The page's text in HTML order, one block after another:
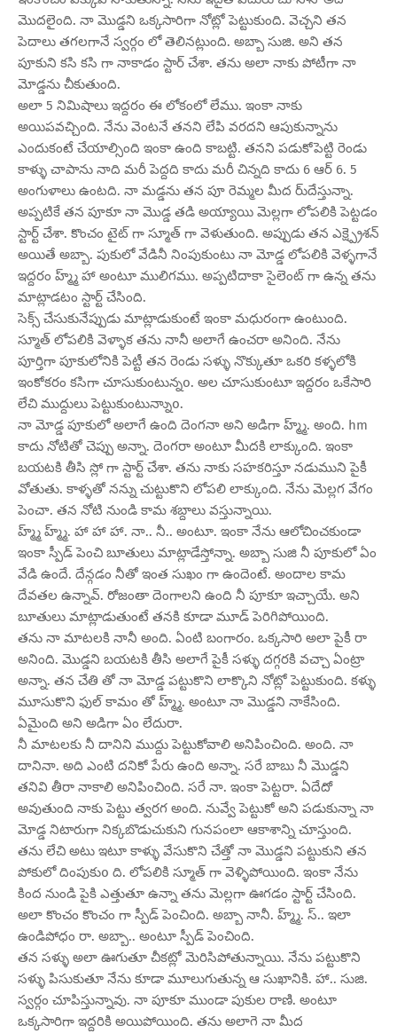
మొదలైంది. నా మొడ్డని ఒక్కసారిగా నోట్లో పెట్టుకుంది. వెచ్చని తన
పెదాలు తగలగానే స్వర్గం లో తెలినట్లుంది. అబ్బా సుజి. అని తన
పూకుని కసి కసి గా నాకాడం స్టార్ చేశా. తను అలా నాకు పోటీగా నా
మోడ్డను చీకుతుంది.
అలా 5 నిమిషాలు ఇద్దరం ఈ లోకంలో లేము. ఇంకా నాకు
అయిపవచ్చింది. నేను వెంటనే తనని లేపి వరదని ఆపుకున్నాను
ఎందుకంటే చేయాల్సింది ఇంకా ఉంది కాబట్టి. తనని పడుకోపెట్టి రెండు
కాళ్ళు చాపాను నాది మరీ పెద్దది కాదు మరీ చిన్నది కాదు 6 ఆర్ 6. 5
అంగుళాలు ఉంటది. నా మడ్డను తన పూ రెమ్మల మీద రు్దేస్తున్నా.
అప్పటికే తన పూకూ నా మొడ్డ తడి అయ్యాయి మెల్లగా లోపలికి పెట్టడం
స్టార్ట్ చేశా. కొంచం టైట్ గా స్మూత్ గా వెళుతుంది. అప్పుడు తన ఎక్ష్ప్రెశన్
అయితే అబ్బా. పుకులో వేడినీ నింపుకుంటు నా మోడ్డ లోపలికి వెళ్ళగానే
ఇద్దరం హ్మ్మ్ హా అంటూ ములిగము. అప్పటిదాకా సైలెంట్ గా ఉన్న తను
మాట్లాడటం స్టార్ట్ చేసింది.
సెక్స్ చేసుకునేప్పుడు మాట్లాడుకుంటే ఇంకా మధురంగా ఉంటుంది.
స్మూత్ లోపలికి వెళ్ళాక తను నానీ అలాగే ఉంచరా అనింది. నేను
పూర్తిగా పూకులోనికి పెట్టీ తన రెండు సళ్ళు నొక్కుతూ ఒకరి కళ్ళలోకి
ఇంకోకరం కసిగా చూసుకుంటున్నo. అల చూసుకుంటూ ఇద్దరం ఒకేసారి
లేచి ముద్దులు పెట్టుకుంటున్నాుo.
నా మోడ్డ పూకులో అలాగే ఉంది దెంగనా అని అడిగా హ్మ్మ్. అంది. hm
కాదు నోటితో చెప్పు అన్నా. దెంగరా అంటూ మీదకి లాక్కుంది. ఇంకా
బయటకి తీసి స్లో గా స్టార్ట్ చేశా. తను నాకు సహకరిస్తూ నడుముని పైకీ
వోతుతు. కాళ్ళతో నన్ను చుట్టుకొని లోపలి లాక్కుంది. నేను మెల్లగ వేగం
పెంచా. తన నోటి నుండి కామ శబ్దాలు వస్తున్నాయి.
హ్మ్మ్ హ్మ్మ్. హా హా హా. నా.. నీ.. అంటూ. ఇంకా నేను ఆలోచించకుండా
ఇంకా స్పీడ్ పెంచి బూతులు మాట్లాడేస్తోన్నా. అబ్బా సుజి నీ పూకులో ఏం
వేడి ఉందే. దేన్గడం నీతో ఇంత సుఖం గా ఉందెంటే. అందాల కామ
దేవతల ఉన్నావ్. రోజంతా దెంగాలని ఉంది నీ పూకూ ఇచ్చాయే. అని
బూతులు మాట్లాడుతుంటే తనకి కూడా మూడ్ పెరిగిపోయింది.
తను నా మాటలకి నానీ అంది. ఏంటి బంగారం. ఒక్కసారి అలా పైకీ రా
అనింది. మొడ్డని బయటకి తీసి అలాగే పైకీ సళ్ళు దగ్గరకి వచ్చా ఏంట్రా
అన్నా. తన చేతి తో నా మోడ్డ పట్టుకొని లాక్కొని నోట్లో పెట్టుకుంది. కళ్ళు
మూసుకొని ఫుల్ కామం తో హ్మ్మ్. అంటూ నా మొడ్డని నాకేసింది.
ఏమైంది అని అడిగా ఏం లేదురా.
నీ మాటలకు నీ దానిని ముద్దు పెట్టుకోవాలి అనిపించింది. అంది. నా
దానినా. అది ఎంటి దనికో పేరు ఉంది అన్నా. సరే బాబు నీ మొడ్డని
తనివి తీరా నాకాలి అనిపించింది. సరే నా. ఇంకా పెట్టరా. ఏదేదో
అవుతుంది నాకు పెట్టు త్వరగ అంది. నువ్వే పెట్టుకో అని పడుకున్నా నా
మోడ్డ నిటారుగా నిక్కబొడుచుకుని గునపంలా ఆకాశాన్ని చూస్తుంది.
తను లేచి అటు ఇటూ కాళ్ళు వేసుకొని చేత్తో నా మొడ్డని పట్టుకుని తన
పోకులో దింపుకుo ది. లోపలికి స్మూత్ గా వెళ్ళిపోయింది. ఇంకా నేను
కింద నుండి పైకి ఎత్తుతూ ఉన్నా తను మెల్లగా ఊగడం స్టార్ట్ చేసింది.
అలా కొంచం కొంచం గా స్పీడ్ పెంచింది. అబ్బా నానీ. హ్మ్మ్. స్.. ఇలా
ఉండిపోధం రా. అబ్బా.. అంటూ స్పీడ్ పెంచింది.
తన సళ్ళు అలా ఊగుతూ చీకట్లో మెరిసిపోతున్నాయి. నేను పట్టుకొని
సళ్ళు పిసుకుతూ నేను కూడా మూలుగుతున్న ఆ సుఖానికి. హా.. సుజి.
స్వర్గం చూపిస్తున్నావు. నా పూకూ ముండా పుకుల రాణి. అంటూ
ఒక్కసారిగా ఇద్దరికి అయిపోయింది. తను అలాగె నా మీద